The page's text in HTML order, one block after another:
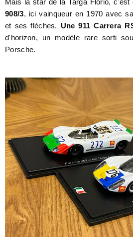
Mais la star de la Targa Florio, c'est
908/3, ici vainqueur en 1970 avec
et ses flèches. Une 911 Carrera
d'horizon, un modèle rare sorti
Porsche.